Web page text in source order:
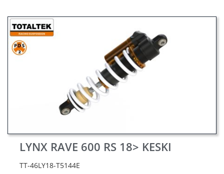
LYNX RAVE 600 RS 18> KESKI
TT-46LY18-T5144E